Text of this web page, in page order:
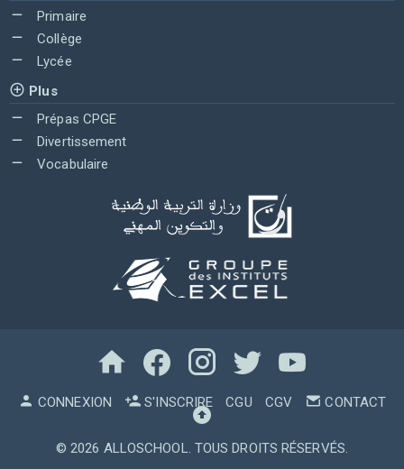
Primaire
Collège
Lycée
Plus
Prépas CPGE
Divertissement
Vocabulaire
CONNEXION S'INSCRIRE CGU CGV CONTACT
© 2026 ALLOSCHOOL. TOUS DROITS RÉSERVÉS.